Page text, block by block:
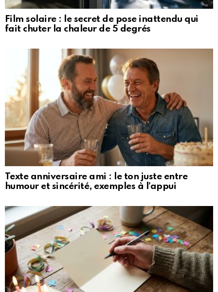
Film solaire : le secret de pose inattendu qui
fait chuter la chaleur de 5 degrés
Texte anniversaire ami : le ton juste entre
humour et sincérité, exemples à l’appui